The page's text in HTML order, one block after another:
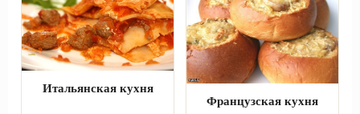
Итальянская кухня
Французская кухня